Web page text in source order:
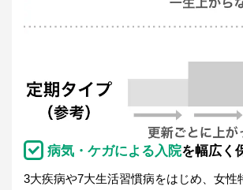
病気・ケガによる入院を幅広く
3大疾病や7大生活習慣病をはじめ、女性